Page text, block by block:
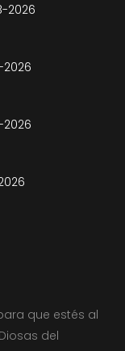
2026
que estés al
del